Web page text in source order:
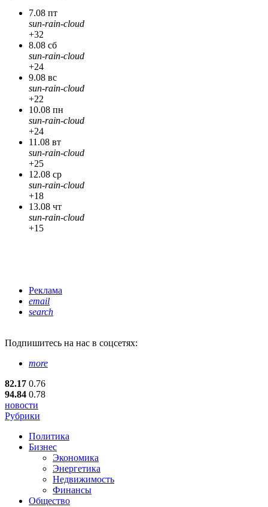
7.08 пт
sun-rain-cloud
+32
8.08 сб
sun-rain-cloud
+24
9.08 вс
sun-rain-cloud
+22
10.08 пн
sun-rain-cloud
+24
11.08 вт
sun-rain-cloud
+25
12.08 ср
sun-rain-cloud
+18
13.08 чт
sun-rain-cloud
+15
Реклама
email
search
Подпишитесь на нас в соцсетях:
more
82.17 0.76
94.84 0.78
новости
Рубрики
Политика
Бизнес
Экономика
Энергетика
Недвижимость
Финансы
Общество